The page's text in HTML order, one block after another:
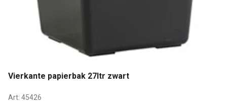
Vierkante papierbak 27ltr zwart
Art: 45426